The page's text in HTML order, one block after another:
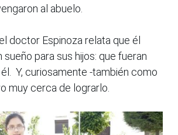
al abuelo.
doctor Espinoza relata que él
para sus hijos: que fueran
Y, curiosamente -también como
muy cerca de lograrlo.